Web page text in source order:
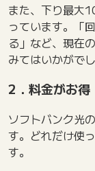
また、下り最大
っています。「
る」など、現在
みてはいかがでし
2．料金がお得
ソフトバンク光
す。どれだけ使
す。